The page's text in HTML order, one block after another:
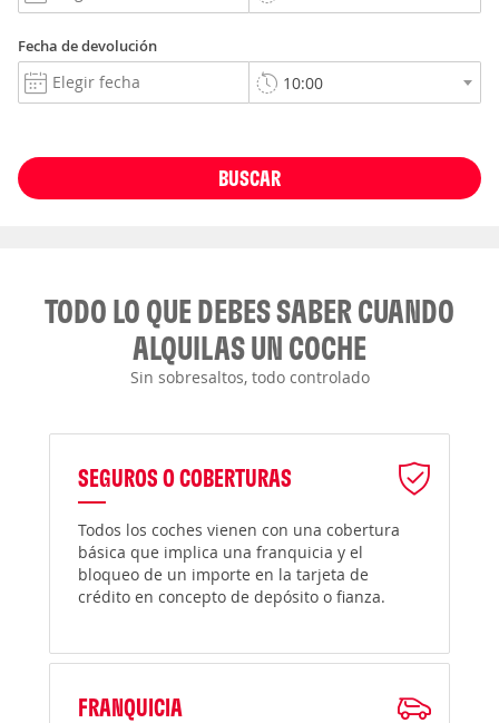
Fecha de devolución
BUSCAR
TODO LO QUE DEBES SABER CUANDO
ALQUILAS UN COCHE
Sin sobresaltos, todo controlado
SEGUROS O COBERTURAS
Todos los coches vienen con una cobertura
básica que implica una franquicia y el
bloqueo de un importe en la tarjeta de
crédito en concepto de depósito o fianza.
FRANQUICIA